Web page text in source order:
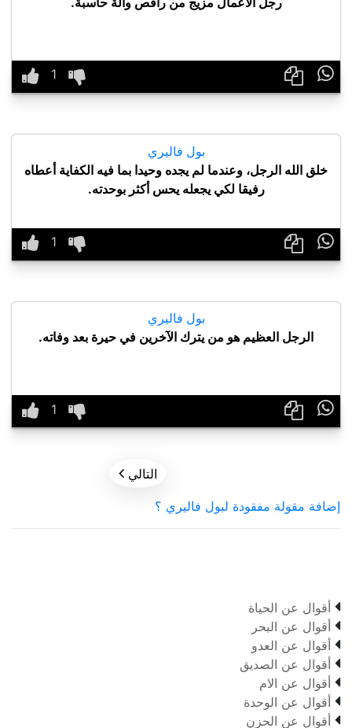

بول فاليري
خلق الله الرجل، وعندما لم يجده وحيدا بما فيه الكفاية أعطاه
رفيقا لكي يجعله يحس أكثر بوحدته.

بول فاليري
الرجل العظيم هو من يترك الآخرين في حيرة بعد وفاته.

التالي 
إضافة مقولة مفقودة لبول فاليري ؟
 أقوال عن الحياة
 أقوال عن البحر
 أقوال عن العدو
 أقوال عن الصديق
 أقوال عن الام
 أقوال عن الوحدة
 أقوال عن الحزن